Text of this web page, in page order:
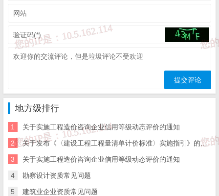
ov.cn/）“通知公告”栏目。
3.山东省的建设工程质量检测新旧资质过渡
期至什么时间？
答：按照省住房城乡建设厅《关于进一步
明确建设工程质量检测机构资质审批有关事宜
的通知》要求，为保障建设工程质量检测新旧
资质平稳过渡，我厅核发的建设工程质量检测
机构资质证书有效期于2023年3月1日（含）以
后届满的，有效期统一确定为2025年7月31日，
机构应在有效期届满30个工作日前向省住房城
乡建设厅提出重新核定申请。
地方级排行
1 关于实施工程造价咨询企业信用等级动态评价的通知
2 关于发布《〈建设工程工程量清单计价标准〉实施指引》的通知
3 关于实施工程造价咨询企业信用等级动态评价的通知
4 勘察设计资质常见问题
5 建筑业企业资质常见问题